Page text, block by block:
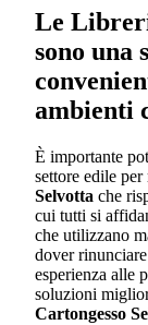
Le
sono una
ambienti
È importante
settore edile per
Selvotta che
cui tutti si
che utilizzano
dover
esperienza alle
soluzioni
Cartongesso